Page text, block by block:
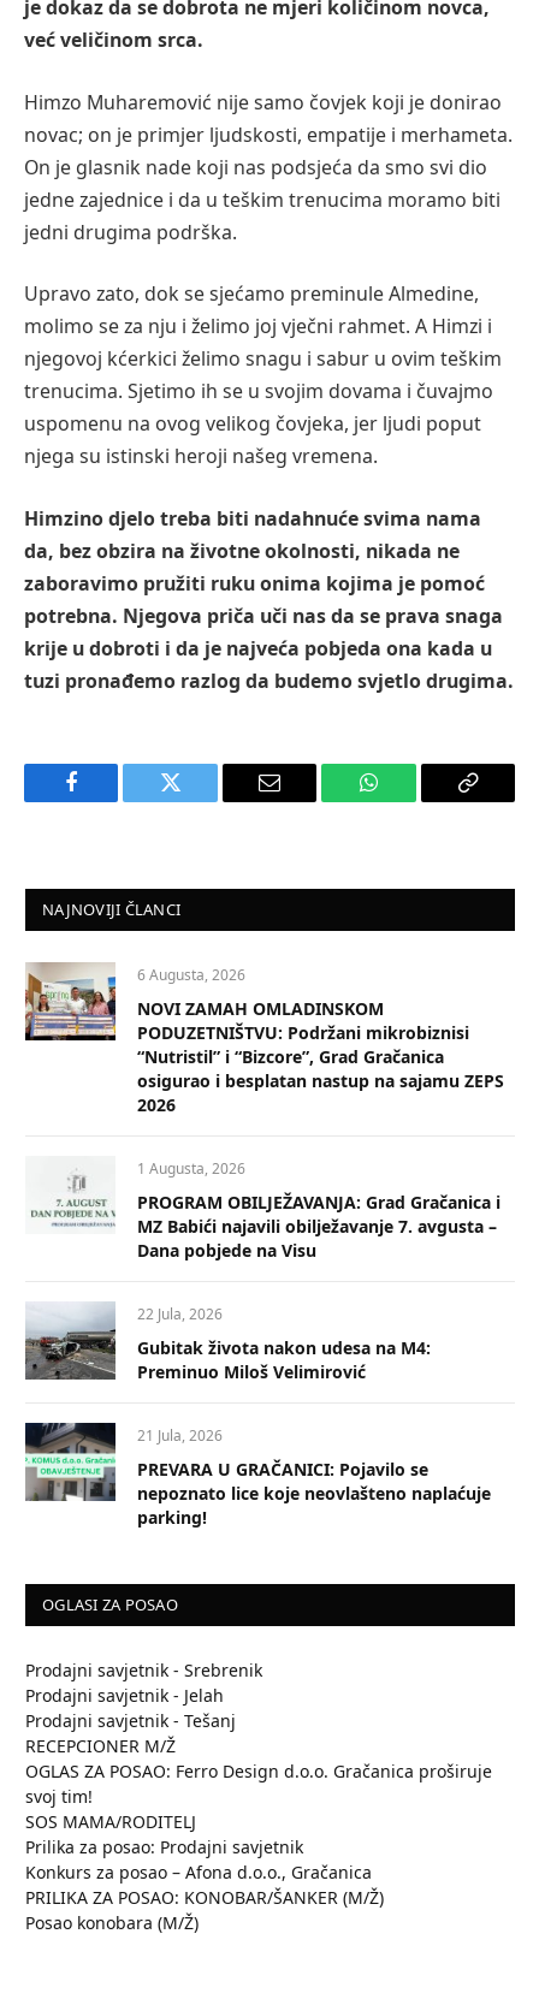
je dokaz da se dobrota ne mjeri količinom novca,
već veličinom srca.
Himzo Muharemović nije samo čovjek koji je donirao
novac; on je primjer ljudskosti, empatije i merhameta.
On je glasnik nade koji nas podsjeća da smo svi dio
jedne zajednice i da u teškim trenucima moramo biti
jedni drugima podrška.
Upravo zato, dok se sjećamo preminule Almedine,
molimo se za nju i želimo joj vječni rahmet. A Himzi i
njegovoj kćerkici želimo snagu i sabur u ovim teškim
trenucima. Sjetimo ih se u svojim dovama i čuvajmo
uspomenu na ovog velikog čovjeka, jer ljudi poput
njega su istinski heroji našeg vremena.
Himzino djelo treba biti nadahnuće svima nama
da, bez obzira na životne okolnosti, nikada ne
zaboravimo pružiti ruku onima kojima je pomoć
potrebna. Njegova priča uči nas da se prava snaga
krije u dobroti i da je najveća pobjeda ona kada u
tuzi pronađemo razlog da budemo svjetlo drugima.
Facebook Twitter Email WhatsApp Copy
NAJNOVIJI ČLANCI
6 Augusta, 2026
NOVI ZAMAH OMLADINSKOM
PODUZETNIŠTVU: Podržani mikrobiznisi
“Nutristil” i “Bizcore”, Grad Gračanica
osigurao i besplatan nastup na sajamu ZEPS
2026
1 Augusta, 2026
PROGRAM OBILJEŽAVANJA: Grad Gračanica i
MZ Babići najavili obilježavanje 7. avgusta –
Dana pobjede na Visu
22 Jula, 2026
Gubitak života nakon udesa na M4:
Preminuo Miloš Velimirović
21 Jula, 2026
PREVARA U GRAČANICI: Pojavilo se
nepoznato lice koje neovlašteno naplaćuje
parking!
OGLASI ZA POSAO
Prodajni savjetnik - Srebrenik
Prodajni savjetnik - Jelah
Prodajni savjetnik - Tešanj
RECEPCIONER M/Ž
OGLAS ZA POSAO: Ferro Design d.o.o. Gračanica proširuje
svoj tim!
SOS MAMA/RODITELJ
Prilika za posao: Prodajni savjetnik
Konkurs za posao – Afona d.o.o., Gračanica
PRILIKA ZA POSAO: KONOBAR/ŠANKER (M/Ž)
Posao konobara (M/Ž)